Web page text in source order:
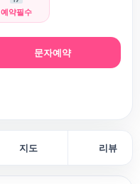
예약필수
문자예약
지도 리뷰